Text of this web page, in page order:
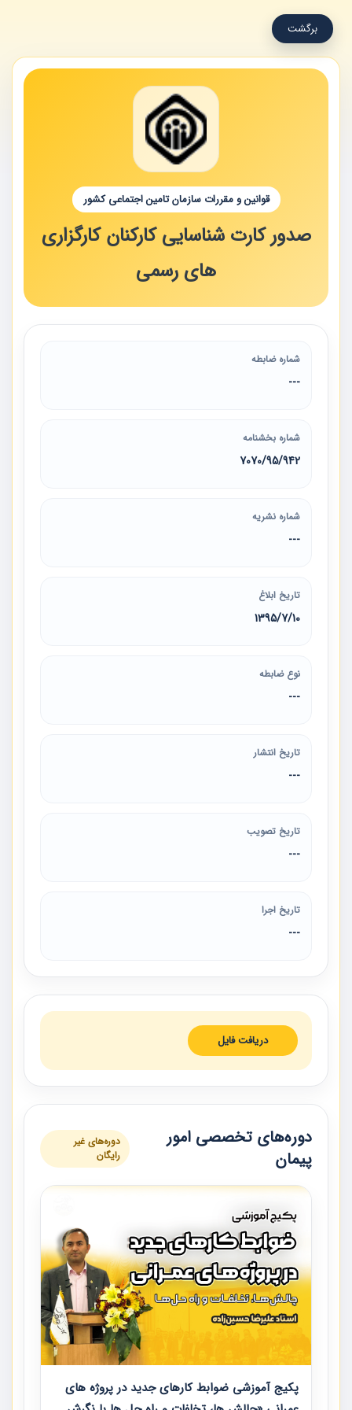
برگشت
قوانین و مقررات سازمان تامین اجتماعی کشور
صدور کارت شناسایی کارکنان کارگزاری
های رسمی
شماره ضابطه
---
شماره بخشنامه
7070/95/942
شماره نشریه
---
تاریخ ابلاغ
1395/7/10
نوع ضابطه
---
تاریخ انتشار
---
تاریخ تصویب
---
تاریخ اجرا
---
دریافت فایل
دوره‌های تخصصی امور
پیمان
دوره‌های غیر
رایگان
پکیج آموزشی ضوابط کارهای جدید در پروژه های